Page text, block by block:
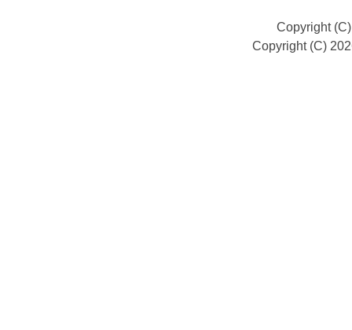
Copyright
Copyright (C)